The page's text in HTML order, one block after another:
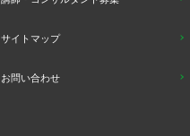
サイトマップ
お問い合わせ